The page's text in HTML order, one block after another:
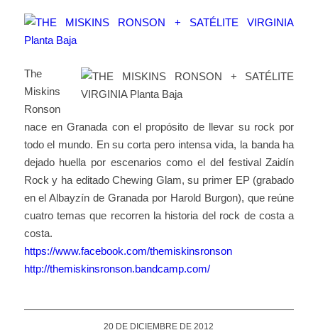
The
Miskins
Ronson
nace en Granada con el propósito de llevar su rock por
todo el mundo. En su corta pero intensa vida, la banda ha
dejado huella por escenarios como el del festival Zaidín
Rock y ha editado Chewing Glam, su primer EP (grabado
en el Albayzín de Granada por Harold Burgon), que reúne
cuatro temas que recorren la historia del rock de costa a
costa.
https://www.facebook.com/themiskinsronson
http://themiskinsronson.bandcamp.com/
20 DE DICIEMBRE DE 2012